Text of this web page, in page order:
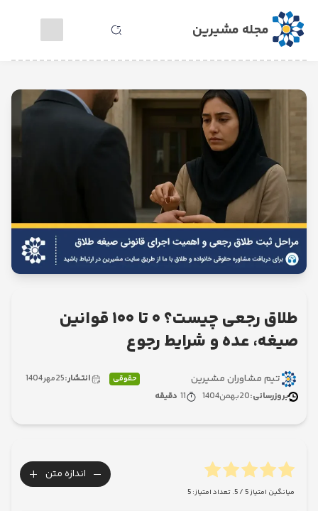
مجله مشیرین
طلاق رجعی چیست؟ ۰ تا ۱۰۰ قوانین
عده و شرایط رجوع
مشاوران مشیرین انتشار:25 مهر1404
20بهمن1404
11 دقیقه
اندازه متن +
5/ 5. تعداد امتیاز: 5